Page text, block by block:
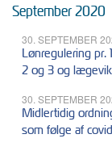
September 2020
30. SEPTEMBER
Lønregulering pr.
2 og 3 og
30. SEPTEMBER
Midlertidig
som følge af